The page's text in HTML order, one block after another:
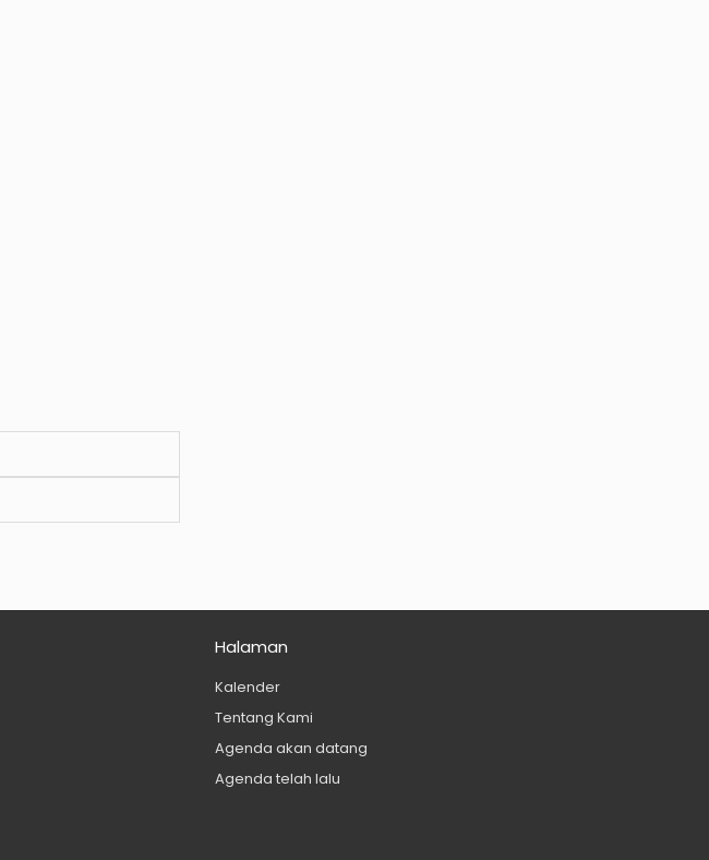
Halaman
Kalender
Tentang Kami
Agenda akan datang
Agenda telah lalu